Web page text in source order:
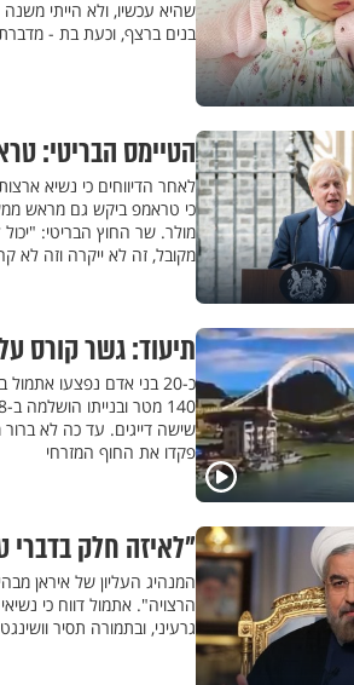
בנים ברצף, וכעת בת -
הטיימס הבריטי:
לאחר הדיווחים כי נשיא
כי טראמפ ביקש גם מראש
מולר. שר החוץ הבריטי:
מקובל, זה לא ייקרה וזה לא
תיעוד: גשר קורס על
כ-20 בני אדם נפצעו
שישה דייגים. עד כה לא
פקדו את החוף המזרחי
"לאיזה חלק בדברי
המנהיג העליון של איראן
הרצויה". אתמול דווח כי
גרעיני, ובתמורה תסיר וושינגטון את כל